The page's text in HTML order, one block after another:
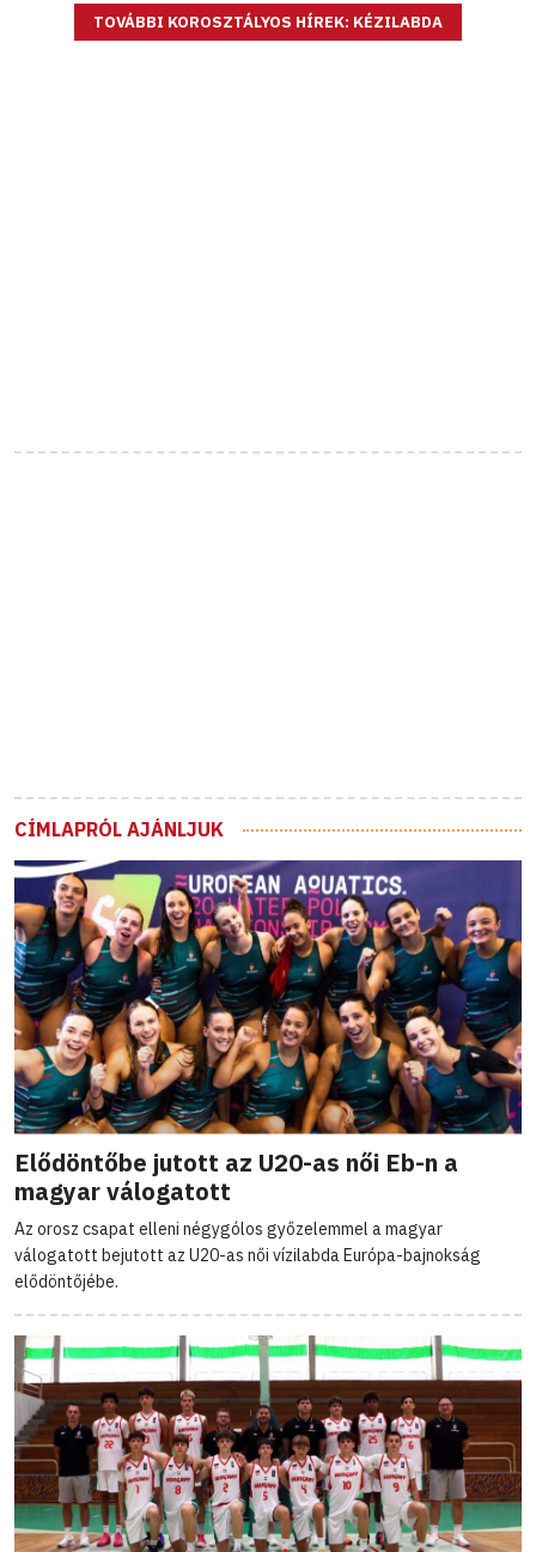
TOVÁBBI KOROSZTÁLYOS HÍREK: KÉZILABDA
CÍMLAPRÓL AJÁNLJUK
Elődöntőbe jutott az U20-as női Eb-n a
magyar válogatott
Az orosz csapat elleni négygólos győzelemmel a magyar
válogatott bejutott az U20-as női vízilabda Európa-bajnokság
elődöntőjébe.